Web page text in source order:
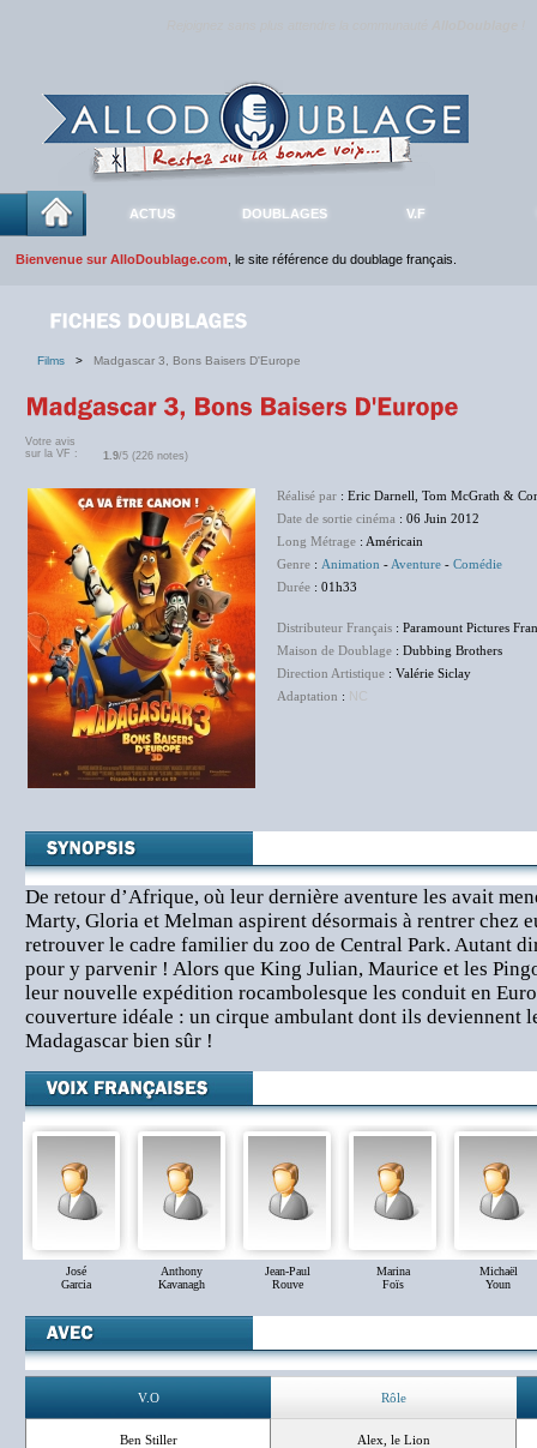
ACTUS DOUBLAGES V.F
Bienvenue sur AlloDoublage.com , le site référence du doublage français.
Films > Madgascar 3, Bons Baisers D'Europe
Votre avis
sur la VF :
1.9/5 (226 notes)
Réalisé par : Eric Darnell, Tom McGrath &
Date de sortie cinéma : 06 Juin 2012
Long Métrage : Américain
Genre : Animation - Aventure - Comédie
Durée : 01h33
Distributeur Français : Paramount Pictures
Maison de Doublage : Dubbing Brothers
Direction Artistique : Valérie Siclay
Adaptation : NC
De retour d’Afrique, où leur dernière aventure les avait
Marty, Gloria et Melman aspirent désormais à rentrer chez
retrouver le cadre familier du zoo de Central Park. Autant
pour y parvenir ! Alors que King Julian, Maurice et les
leur nouvelle expédition rocambolesque les conduit en
couverture idéale : un cirque ambulant dont ils deviennent
Madagascar bien sûr !
José
Garcia
Anthony
Kavanagh
Jean-Paul
Rouve
Marina
Foïs
Michaël
Youn
V.O Rôle
Ben Stiller Alex, le Lion